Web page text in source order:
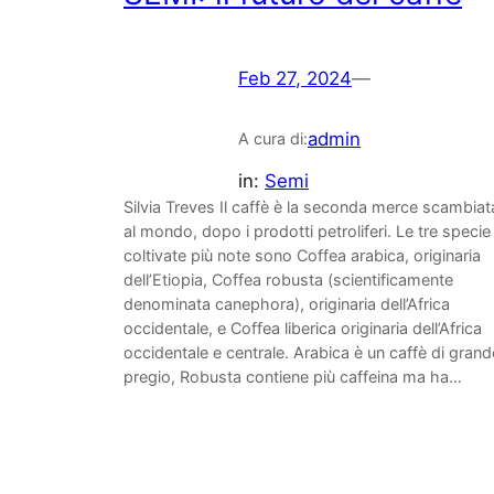
Feb 27, 2024—
A cura di:admin
in: Semi
Silvia Treves Il caffè è la seconda merce
al mondo, dopo i prodotti petroliferi. Le tre specie
coltivate più note sono Coffea arabica, originaria
dell’Etiopia, Coffea robusta (scientificamente
denominata canephora), originaria dell’Africa
occidentale, e Coffea liberica originaria dell’Africa
occidentale e centrale. Arabica è un caffè di
pregio, Robusta contiene più caffeina ma ha…